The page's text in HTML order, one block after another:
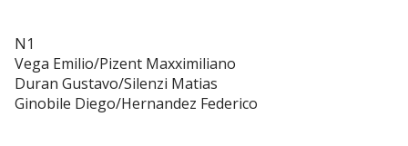
N1
Vega Emilio/Pizent Maxximiliano
Duran Gustavo/Silenzi Matias
Ginobile Diego/Hernandez Federico